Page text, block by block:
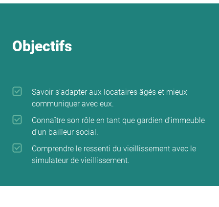
Objectifs
Savoir s’adapter aux locataires âgés et mieux
communiquer avec eux.
Connaître son rôle en tant que gardien d’immeuble
d’un bailleur social.
Comprendre le ressenti du vieillissement avec le
simulateur de vieillissement.